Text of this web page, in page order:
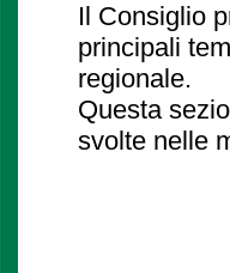
Il Consiglio
principali
regionale.
Questa
svolte nelle